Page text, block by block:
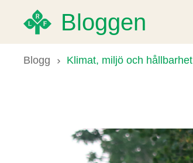
Bloggen
Blogg Klimat, miljö och hållbarhet